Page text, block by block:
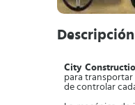
City
para transportar
de controlar